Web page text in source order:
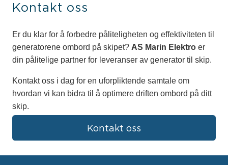
Kontakt oss
Er du klar for å forbedre påliteligheten og effektiviteten til
generatorene ombord på skipet? AS Marin Elektro er
din pålitelige partner for leveranser av generator til skip.
Kontakt oss i dag for en uforpliktende samtale om
hvordan vi kan bidra til å optimere driften ombord på ditt
skip.
Kontakt oss